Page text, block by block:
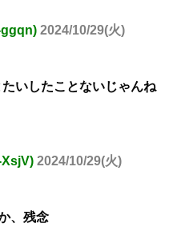
ggqn) 2024/10/29(火)
いしたことないじゃんね
XsjV) 2024/10/29(火)
、残念